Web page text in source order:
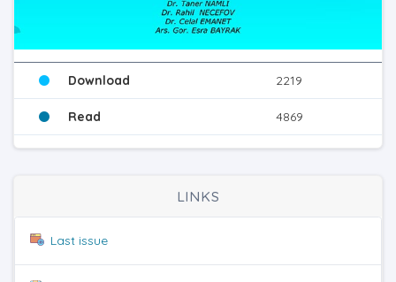
Download 2219
Read 4869
LINKS
Last issue